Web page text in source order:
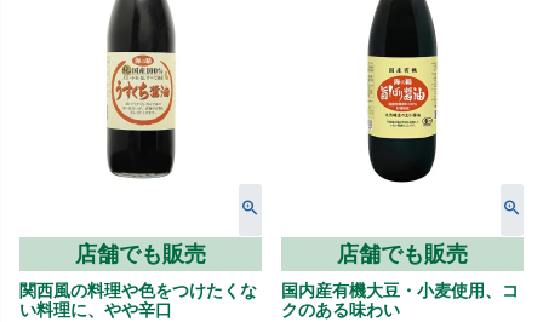
店舗でも販売
関西風の料理や色をつけたくな
い料理に、やや辛口
店舗でも販売
国内産有機大豆・小麦使用、コ
クのある味わい